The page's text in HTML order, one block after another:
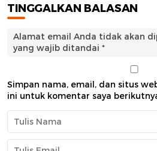
TINGGALKAN BALASAN
Alamat email Anda tidak akan
yang wajib ditandai *
Simpan nama, email, dan situs
ini untuk komentar saya